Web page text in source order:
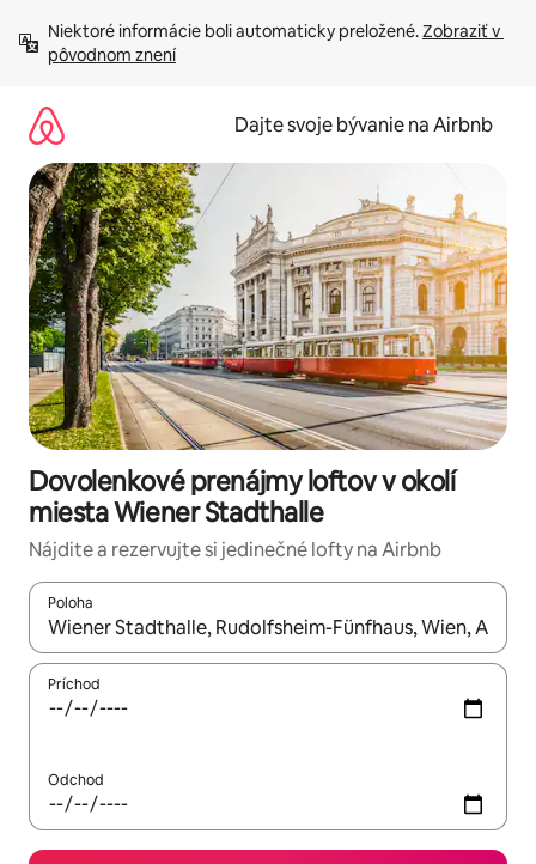
obsah.
Niektoré informácie boli automaticky preložené. Zobraziť v
pôvodnom znení
Dajte svoje bývanie na Airbnb
Dovolenkové prenájmy loftov v okolí
miesta Wiener Stadthalle
Nájdite a rezervujte si jedinečné lofty na Airbnb
Poloha
Keď budú výsledky k dispozícii, môžete si ich prechádzať
Príchod
Odchod